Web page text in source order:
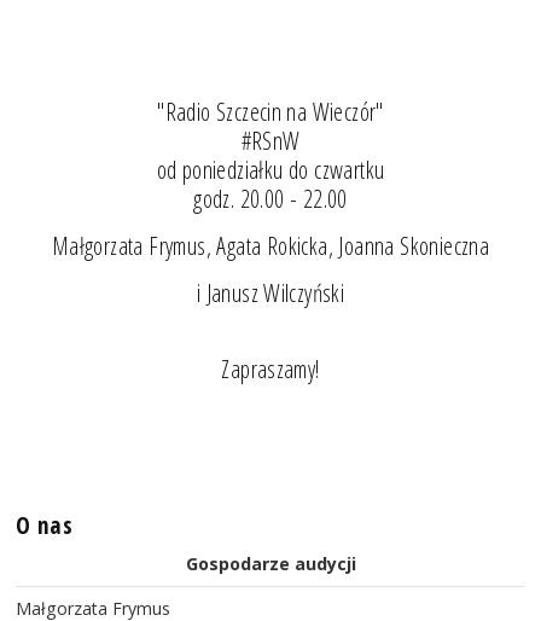
"Radio Szczecin na Wieczór"
#RSnW
od poniedziałku do czwartku
godz. 20.00 - 22.00
Małgorzata Frymus, Agata Rokicka, Joanna Skonieczna
i Janusz Wilczyński
Zapraszamy!
O nas
Gospodarze audycji
Małgorzata Frymus